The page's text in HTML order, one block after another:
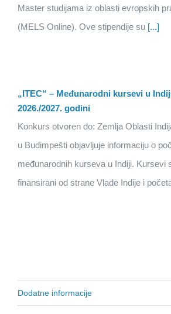
Master studijama iz oblasti evropskih
(MELS Online). Ove stipendije su [...]
„ITEC“ – Međunarodni kursevi u
2026./2027. godini
Konkurs otvoren do: Zemlja Oblasti
u Budimpešti objavljuje informaciju o
međunarodnih kurseva u Indiji. Kursevi
finansirani od strane Vlade Indije i
Dodatne informacije